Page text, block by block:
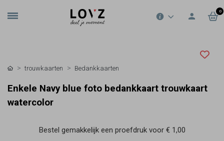
0
trouwkaarten Bedankkaarten
Enkele Navy blue foto bedankkaart trouwkaart
watercolor
Bestel gemakkelijk een proefdruk voor € 1,00